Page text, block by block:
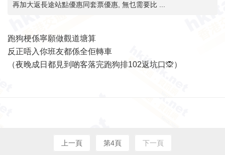
再加大返長途站點優惠同套票優惠, 無乜需要比 ...
跑狗梗係寧願做觀道塘算
反正唔入你班友都係全佢轉車
（夜晚成日都見到啲客落完跑狗排102返坑口🙊）
上一頁 第4頁 下一頁